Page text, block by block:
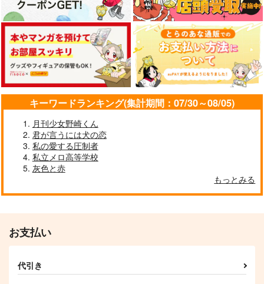
君にまつわる愛の話
白紙のメモ帖
2,200円（税込）
フィガロ×ファウスト
サンプル
作品詳細
きみとオーバードをう
たおう
フデバコサン
944円（税込）
穹（開拓者）×ホタル
サンプル
白紡ぎの少女と迷子の
人形
mugei
1,265円（税込）
クロエ
サンプル
TIME FLYER
nim
キーワードランキング(集計期間：07/30～08/05)
月刊少女野崎くん
君が言うには犬の恋
私の愛する圧制者
私立メロ高等学校
灰色と赤
もっとみる
お支払い
代引き